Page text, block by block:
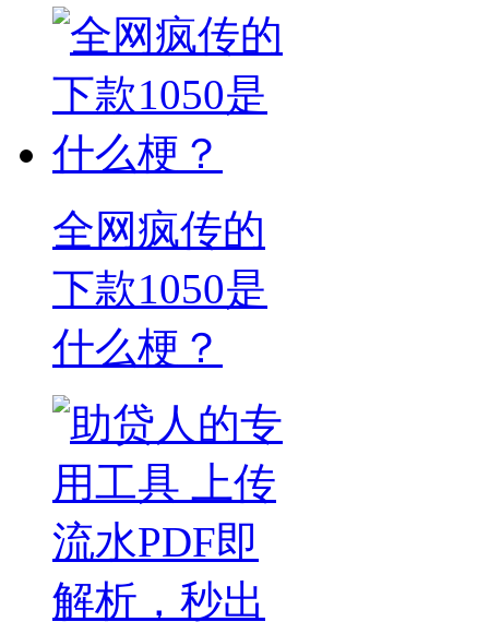
全网疯传的
下款1050是
什么梗？